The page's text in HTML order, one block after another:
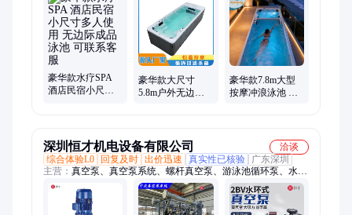
边际冲浪泳池、亚克力游泳池、亚克力按摩浴缸、多人按摩浴
缸、spa按摩池、SPA按摩浴缸、spa按摩浴池、桑拿房、实木桑
拿房、淋浴房、干蒸房、干蒸房定制、广东按摩浴缸、水疗浴
缸、恒温按摩浴缸、水疗按摩池
豪华款水疗SPA
酒店民宿小尺寸
豪华款大尺寸
5.8m户外无边际
豪华款7.8m大型
按摩冲浪泳池 别
深圳恒才机电设备有限公司
洽谈
综合体验L0
回复及时 出价迅速 真实性已核验
广东深圳
主营： 真空泵、真空泵系统、螺杆真空泵、游泳池循环泵、水环
真空泵、罗茨真空泵、旋片真空泵、真空泵机组、无油真空泵、
集中抽真空、真空泵方案